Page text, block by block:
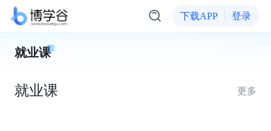
下载APP 登录
就业课
就业课 更多